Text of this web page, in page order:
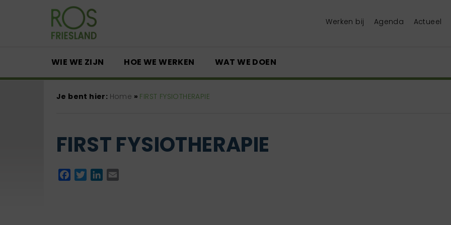
Werken bij Agenda Actueel
WIE WE ZIJN HOE WE WERKEN WAT WE DOEN
Je bent hier: Home » FIRST FYSIOTHERAPIE
FIRST FYSIOTHERAPIE
Facebook
TwitterLinkedIn